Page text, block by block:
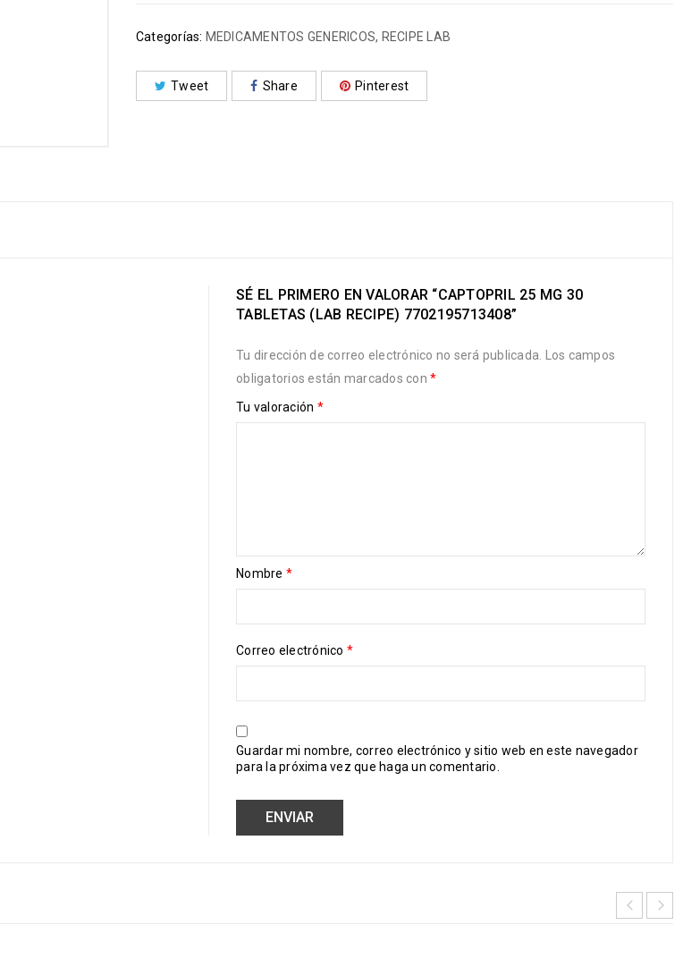
Categorías: MEDICAMENTOS GENERICOS, RECIPE LAB
Tweet Share Pinterest
SÉ EL PRIMERO EN VALORAR “CAPTOPRIL 25 MG 30
TABLETAS (LAB RECIPE) 7702195713408”
Tu dirección de correo electrónico no será publicada.
Los campos
obligatorios están marcados con*
Tu valoración *
Nombre *
Correo electrónico *
Guardar mi nombre, correo electrónico y sitio web en este navegador
para la próxima vez que haga un comentario.